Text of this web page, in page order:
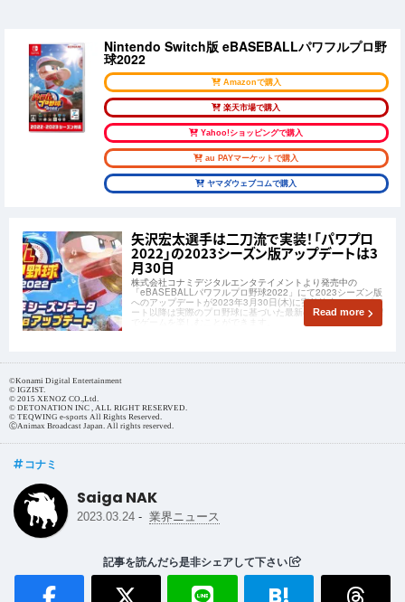
Nintendo Switch版 eBASEBALLパワフルプロ野
球2022
Amazonで購入
楽天市場で購入
Yahoo!ショッピングで購入
au PAYマーケットで購入
ヤマダウェブコムで購入
矢沢宏太選手は二刀流で実装！「パワプロ
2022」の2023シーズン版アップデートは3
月30日
株式会社コナミデジタルエンタテイメントより発売中の
「eBASEBALLパワフルプロ野球2022」にて2023シーズン版
へのアップデートが2023年3月30日(木)に実施決定！アップデ
ート以降は実際のプロ野球に基づいた最新の選手データや日程
Read more
©Konami Digital Entertainment
© IGZIST.
© 2015 XENOZ CO.,Ltd.
© DETONATION INC , ALL RIGHT RESERVED.
© TEQWING e-sports All Rights Reserved.
ⒸAnimax Broadcast Japan. All rights reserved.
コナミ
Saiga NAK
2023.03.24 - 業界ニュース
記事を読んだら是非シェアして下さい
B!